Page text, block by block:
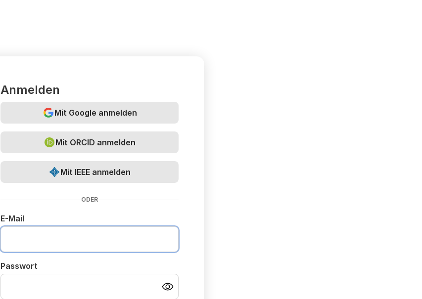
Anmelden
Mit Google anmelden
Mit ORCID anmelden
Mit IEEE anmelden
ODER
E-Mail
Passwort